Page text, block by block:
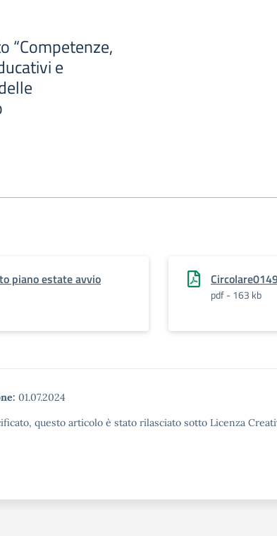
“Competenze,
e
piano estate avvio
pdf - 163 kb
01.07.2024
questo articolo è stato rilasciato sotto Licenza